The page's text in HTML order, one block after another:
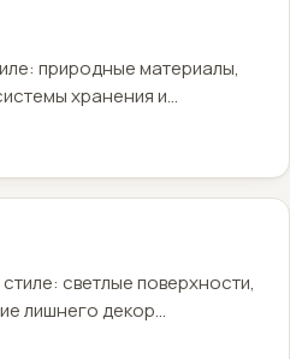
природные материалы,
хранения и…
светлые поверхности,
лишнего декор…